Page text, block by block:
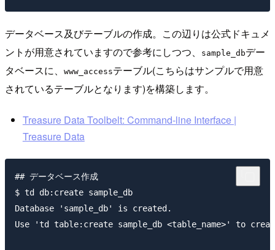
データベース及びテーブルの作成。この辺りは公式ドキュメ
ントが用意されていますので参考にしつつ、
sample_dbデー
タベースに、
www_accessテーブル(こちらはサンプルで用意
されているテーブルとなります)を構築します。
Treasure Data Toolbelt: Command-line Interface |
Treasure Data
## データベース作成
$ td db:create sample_db
Database 'sample_db' is created.
Use 'td table:create sample_db <table_name>' to